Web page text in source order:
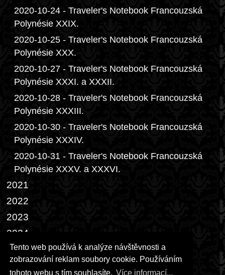
Tento web používá k analýze návštěvnosti a
zobrazování reklam soubory cookie. Používáním
tohoto webu s tím souhlasíte. Více informací...
2020-10-24 - Traveler's Notebook Francouzská
Polynésie XXIX.
2020-10-25 - Traveler's Notebook Francouzská
Polynésie XXX.
2020-10-27 - Traveler's Notebook Francouzská
Polynésie XXXI. a XXXII.
2020-10-28 - Traveler's Notebook Francouzská
Polynésie XXXIII.
2020-10-30 - Traveler's Notebook Francouzská
Polynésie XXXIV.
2020-10-31 - Traveler's Notebook Francouzská
Polynésie XXXV. a XXXVI.
2021
2022
2023
2024
2025
2026